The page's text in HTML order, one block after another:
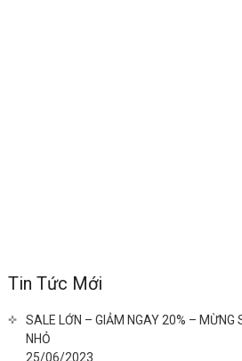
Tin Tức Mới
SALE LỚN – GIẢM NGAY 20% – MỪNG
NHỎ
25/06/2023